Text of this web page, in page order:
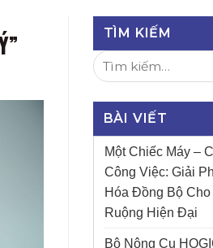
TÌM KIẾM
BÀI VIẾT
Một Chiếc Máy –
Công Việc: Giải
Hóa Đồng Bộ
Ruộng Hiện Đại
Bộ Nông Cụ